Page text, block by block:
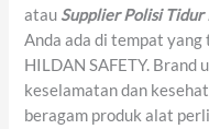
atau Supplier Polisi Tidur
Anda ada di tempat
HILDAN SAFETY. Brand
keselamatan dan
beragam produk alat